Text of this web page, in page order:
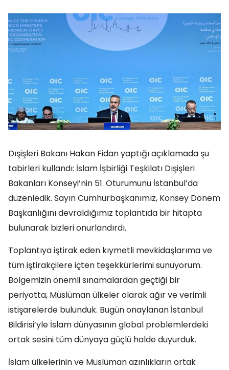
Dışişleri Bakanı Hakan Fidan yaptığı açıklamada şu
tabirleri kullandı: İslam İşbirliği Teşkilatı Dışişleri
Bakanları Konseyi’nin 51. Oturumunu İstanbul’da
düzenledik. Sayın Cumhurbaşkanımız, Konsey Dönem
Başkanlığını devraldığımız toplantıda bir hitapta
bulunarak bizleri onurlandırdı.
Toplantıya iştirak eden kıymetli mevkidaşlarıma ve
tüm iştirakçilere içten teşekkürlerimi sunuyorum.
Bölgemizin önemli sınamalardan geçtiği bir
periyotta, Müslüman ülkeler olarak ağır ve verimli
istişarelerde bulunduk. Bugün onaylanan İstanbul
Bildirisi’yle İslam dünyasının global problemlerdeki
ortak sesini tüm dünyaya güçlü halde duyurduk.
İslam ülkelerinin ve Müslüman azınlıkların ortak